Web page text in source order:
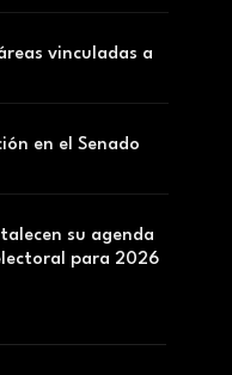
vinculadas a
en el Senado
su agenda
para 2026